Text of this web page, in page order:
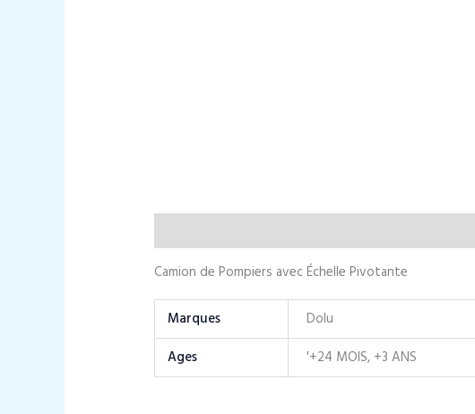
Camion de Pompiers avec Échelle Pivotante
Marques
Dolu
Ages
'+24 MOIS, +3 ANS